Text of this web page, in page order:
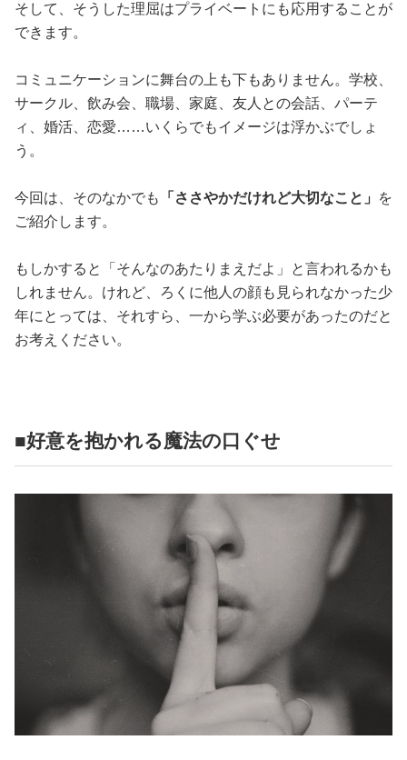
そして、そうした理屈はプライベートにも応用することが
できます。
コミュニケーションに舞台の上も下もありません。学校、
サークル、飲み会、職場、家庭、友人との会話、パーテ
ィ、婚活、恋愛……いくらでもイメージは浮かぶでしょ
う。
今回は、そのなかでも 「ささやかだけれど大切なこと」
を
ご紹介します。
もしかすると「そんなのあたりまえだよ」と言われるかも
しれません。けれど、ろくに他人の顔も見られなかった少
年にとっては、それすら、一から学ぶ必要があったのだと
お考えください。
■好意を抱かれる魔法の口ぐせ